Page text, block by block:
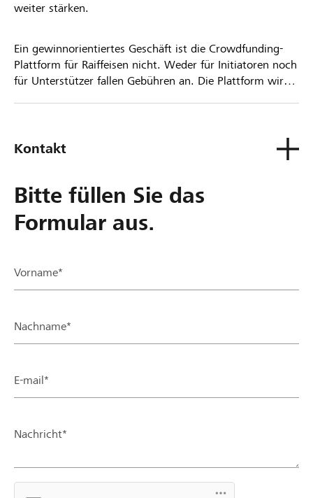
weiter stärken.
Ein gewinnorientiertes Geschäft ist die Crowdfunding-
Plattform für Raiffeisen nicht. Weder für Initiatoren noch
für Unterstützer fallen Gebühren an. Die Plattform wird
Kontakt
Bitte füllen Sie das
Formular aus.
Vorname*
Nachname*
E-mail*
Nachricht*